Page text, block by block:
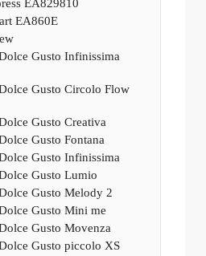
EA829810
EA860E
Gusto Infinissima
Gusto Circolo Flow
Gusto Creativa
Gusto Fontana
Gusto Infinissima
Gusto Lumio
Gusto Melody 2
Gusto Mini me
Gusto Movenza
Gusto piccolo XS